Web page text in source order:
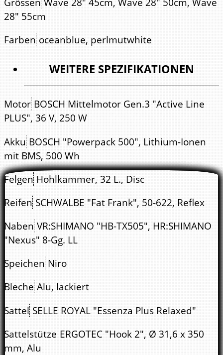
28" 55cm
Farben oceanblue, perlmutwhite
WEITERE SPEZIFIKATIONEN
Motor BOSCH Mittelmotor Gen.3 "Active Line
PLUS", 36 V, 250 W
Akku BOSCH "Powerpack 500", Lithium-Ionen
mit BMS, 500 Wh
Felgen Hohlkammer, 32 L., Disc
Reifen SCHWALBE "Fat Frank", 50-622, Reflex
Naben VR:SHIMANO "HB-TX505", HR:SHIMANO
"Nexus" 8-Gg. LL
Speichen Niro
Bleche Alu, lackiert
Sattel SELLE ROYAL "Essenza Plus Relaxed"
Sattelstütze ERGOTEC "Hook 2", Ø 31,6 x 350
mm, Alu